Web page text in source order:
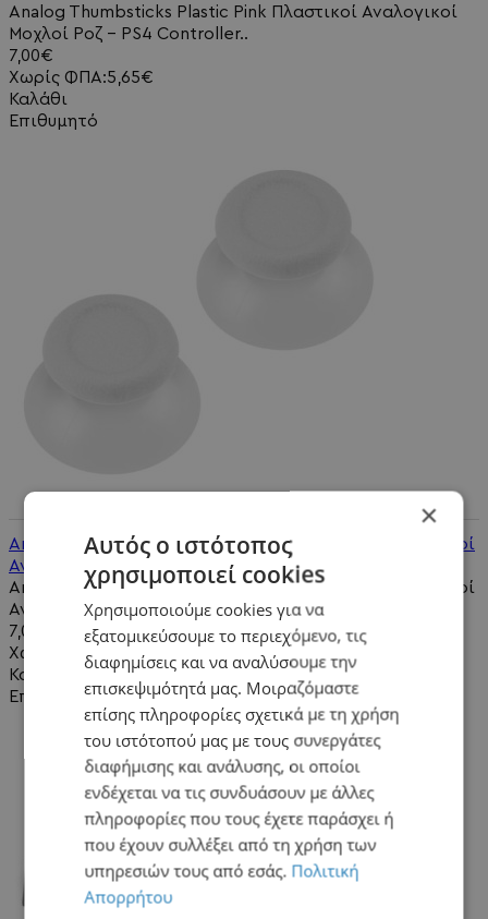
Analog Thumbsticks Plastic Pink Πλαστικοί Αναλογικοί
Μοχλοί Ροζ - PS4 Controller..
7,00€
Χωρίς ΦΠΑ:5,65€
Καλάθι
Επιθυμητό
Analog Thumbsticks Plastic Transparent White Πλαστικοί
Αναλογικοί Μοχλοί Άσπρο Διάφανο - PS4 Controller
Analog Thumbsticks Plastic Transparent White Πλαστικοί
Αναλογικοί Μοχλοί Άσπρο Διάφανο - PS4 Controller..
7,00€
Χωρίς ΦΠΑ:5,65€
Καλάθι
Επιθυμητό
×
Αυτός ο ιστότοπος
χρησιμοποιεί cookies
Χρησιμοποιούμε cookies για να
εξατομικεύσουμε το περιεχόμενο, τις
διαφημίσεις και να αναλύσουμε την
επισκεψιμότητά μας. Μοιραζόμαστε
επίσης πληροφορίες σχετικά με τη χρήση
του ιστότοπού μας με τους συνεργάτες
διαφήμισης και ανάλυσης, οι οποίοι
ενδέχεται να τις συνδυάσουν με άλλες
πληροφορίες που τους έχετε παράσχει ή
που έχουν συλλέξει από τη χρήση των
υπηρεσιών τους από εσάς. Πολιτική
Απορρήτου